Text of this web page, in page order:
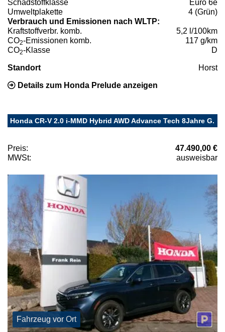
Schadstoffklasse
Euro 6e
Umweltplakette
4 (Grün)
Verbrauch und Emissionen nach WLTP:
Kraftstoffverbr. komb.
5,2 l/100km
CO2-Emissionen komb.
117 g/km
CO2-Klasse D
Standort Horst
Details zum Honda Prelude anzeigen
Honda CR-V 2.0 i-MMD Hybrid AWD Advance Tech 8Jahre G.
Preis:
47.490,00 €
MWSt:
ausweisbar
Fahrzeug vor Ort